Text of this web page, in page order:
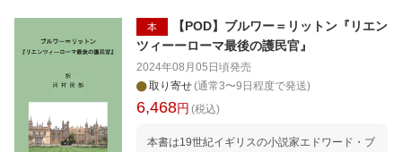
本
【POD】ブルワー＝リットン『リエン
ツィーーローマ最後の護民官』
2024年08月05日頃発売
取り寄せ(通常3〜9日程度で発送)
6,468円 (税込)
本書は19世紀イギリスの小説家エドワード・ブ